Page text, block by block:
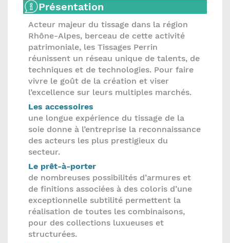
Présentation
Acteur majeur du tissage dans la région
Rhône-Alpes, berceau de cette activité
patrimoniale, les Tissages Perrin
réunissent un réseau unique de talents, de
techniques et de technologies. Pour faire
vivre le goût de la création et viser
l’excellence sur leurs multiples marchés.
Les accessoires
une longue expérience du tissage de la
soie donne à l’entreprise la reconnaissance
des acteurs les plus prestigieux du
secteur.
Le prêt-à-porter
de nombreuses possibilités d’armures et
de finitions associées à des coloris d’une
exceptionnelle subtilité permettent la
réalisation de toutes les combinaisons,
pour des collections luxueuses et
structurées.